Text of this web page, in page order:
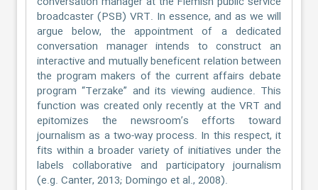
broadcaster (PSB) VRT. In essence, and as we will
argue below, the appointment of a dedicated
conversation manager intends to construct an
interactive and mutually beneficent relation between
the program makers of the current affairs debate
program “Terzake” and its viewing audience. This
function was created only recently at the VRT and
epitomizes the newsroom’s efforts toward
journalism as a two-way process. In this respect, it
fits within a broader variety of initiatives under the
labels collaborative and participatory journalism
(e.g. Canter, 2013; Domingo et al., 2008).